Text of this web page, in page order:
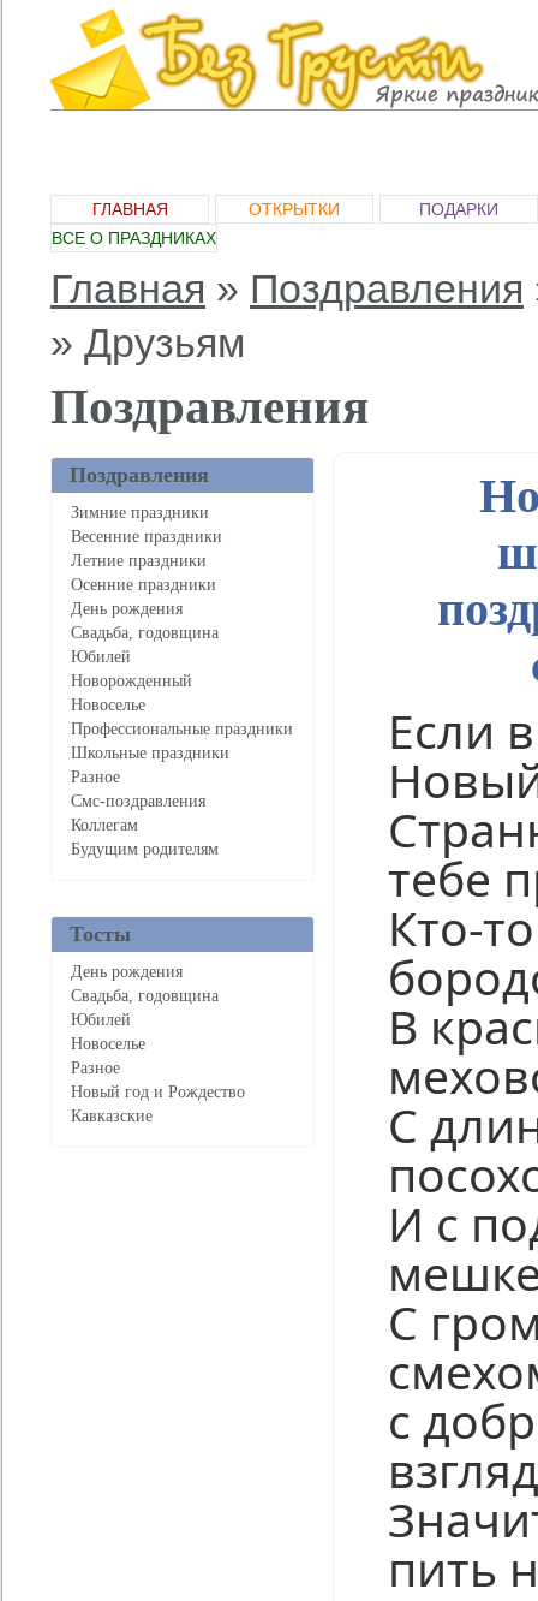
ГЛАВНАЯ ОТКРЫТКИ
ПОДАРКИ
ВСЕ О ПРАЗДНИКАХ
Главная » Поздравления
» Друзьям
Поздравления
Поздравления
Зимние праздники
Весенние праздники
Летние праздники
Осенние праздники
День рождения
Свадьба, годовщина
Юбилей
Новорожденный
Новоселье
Профессиональные праздники
Школьные праздники
Разное
Смс-поздравления
Коллегам
Будущим родителям
Тосты
День рождения
Свадьба, годовщина
Юбилей
Новоселье
Разное
Новый год и Рождество
Кавказские
Если
тебе
Кто-
В
С
И с
С
с
пить